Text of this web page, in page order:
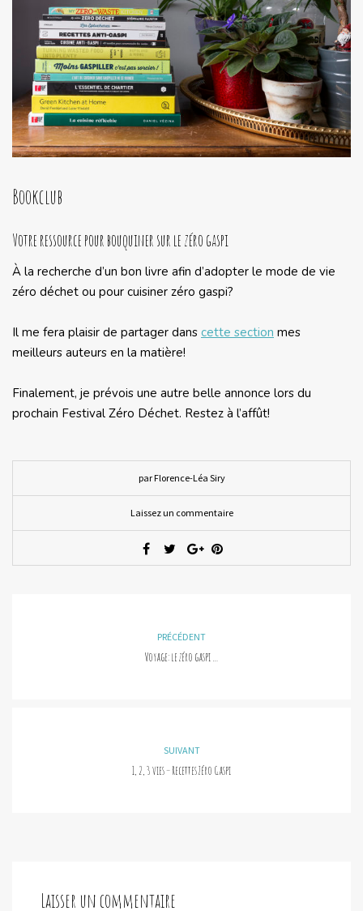
Bookclub
Votre ressource pour bouquiner sur le zéro gaspi
À la recherche d’un bon livre afin d’adopter le mode de vie
zéro déchet ou pour cuisiner zéro gaspi?
Il me fera plaisir de partager dans cette section mes
meilleurs auteurs en la matière!
Finalement, je prévois une autre belle annonce lors du
prochain Festival Zéro Déchet. Restez à l’affût!
par Florence-Léa Siry
Laissez un commentaire
PRÉCÉDENT
Voyage: le zéro gaspi …
SUIVANT
1, 2, 3 vies – Recettes Zéro Gaspi
Laisser un commentaire